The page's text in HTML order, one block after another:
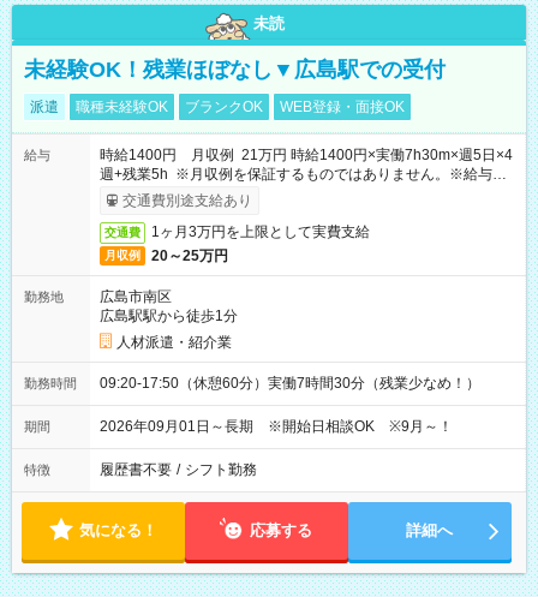
未読
未経験OK！残業ほぼなし▼広島駅での受付
派遣 職種未経験OK ブランクOK WEB登録・面接OK
給与
時給1400円 月収例 21万円 時給1400円×実働7h30m×週5日×4
週+残業5h ※月収例を保証するものではありません。※給与即
受取りサービス利用可（利用条件有）
交通費別途支給あり
交通費 1ヶ月3万円を上限として実費支給
月収例 20～25万円
勤務地
広島市南区
広島駅駅から徒歩1分
人材派遣・紹介業
勤務時間 09:20-17:50（休憩60分）実働7時間30分（残業少なめ！）
期間 2026年09月01日～長期 ※開始日相談OK ※9月～！
特徴 履歴書不要 / シフト勤務
気になる！ 応募する 詳細へ